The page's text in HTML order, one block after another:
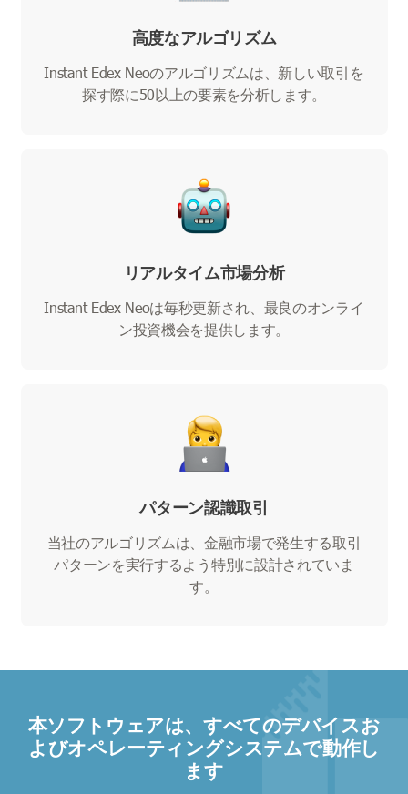
高度なアルゴリズム
Instant Edex Neoのアルゴリズムは、新しい取引を
探す際に50以上の要素を分析します。
リアルタイム市場分析
Instant Edex Neoは毎秒更新され、最良のオンライ
ン投資機会を提供します。
パターン認識取引
当社のアルゴリズムは、金融市場で発生する取引
パターンを実行するよう特別に設計されていま
す。
本ソフトウェアは、すべてのデバイスお
よびオペレーティングシステムで動作し
ます